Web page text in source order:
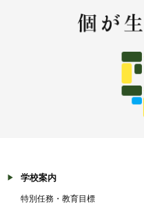
学校案内
特別任務・教育目標